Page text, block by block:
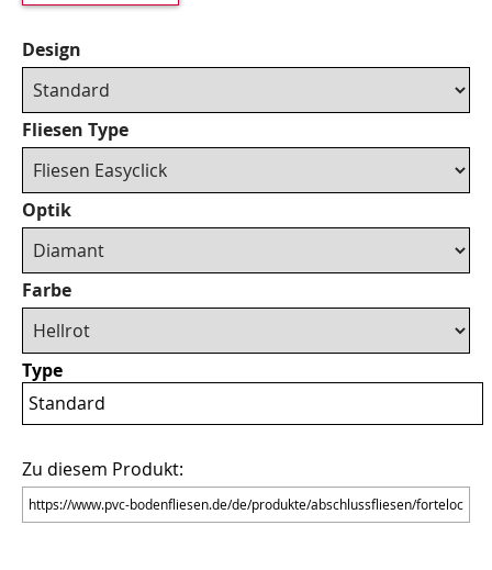
Design
Fliesen Type
Optik
Farbe
Type
Standard
Zu diesem Produkt: